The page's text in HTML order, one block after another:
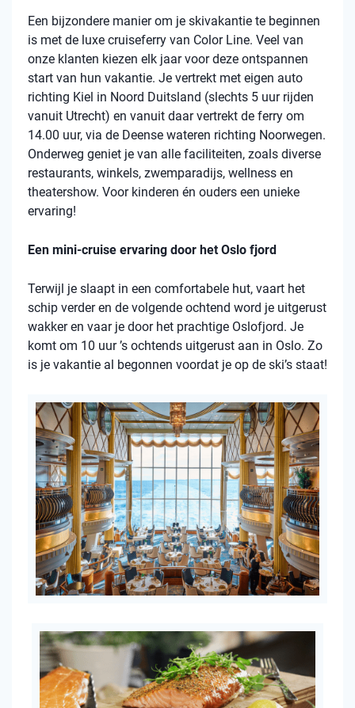
Een bijzondere manier om je skivakantie te beginnen
is met de luxe cruiseferry van Color Line. Veel van
onze klanten kiezen elk jaar voor deze ontspannen
start van hun vakantie. Je vertrekt met eigen auto
richting Kiel in Noord Duitsland (slechts 5 uur rijden
vanuit Utrecht) en vanuit daar vertrekt de ferry om
14.00 uur, via de Deense wateren richting Noorwegen.
Onderweg geniet je van alle faciliteiten, zoals diverse
restaurants, winkels, zwemparadijs, wellness en
theatershow. Voor kinderen én ouders een unieke
ervaring!
Een mini-cruise ervaring door het Oslo fjord
Terwijl je slaapt in een comfortabele hut, vaart het
schip verder en de volgende ochtend word je uitgerust
wakker en vaar je door het prachtige Oslofjord. Je
komt om 10 uur ’s ochtends uitgerust aan in Oslo. Zo
is je vakantie al begonnen voordat je op de ski’s staat!